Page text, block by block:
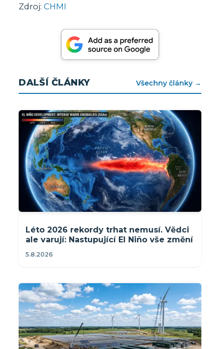
Zdroj:CHMI
DALŠÍ ČLÁNKY Všechny články →
Léto 2026 rekordy trhat nemusí. Vědci
ale varují: Nastupující El Niño vše změní
5.8.2026